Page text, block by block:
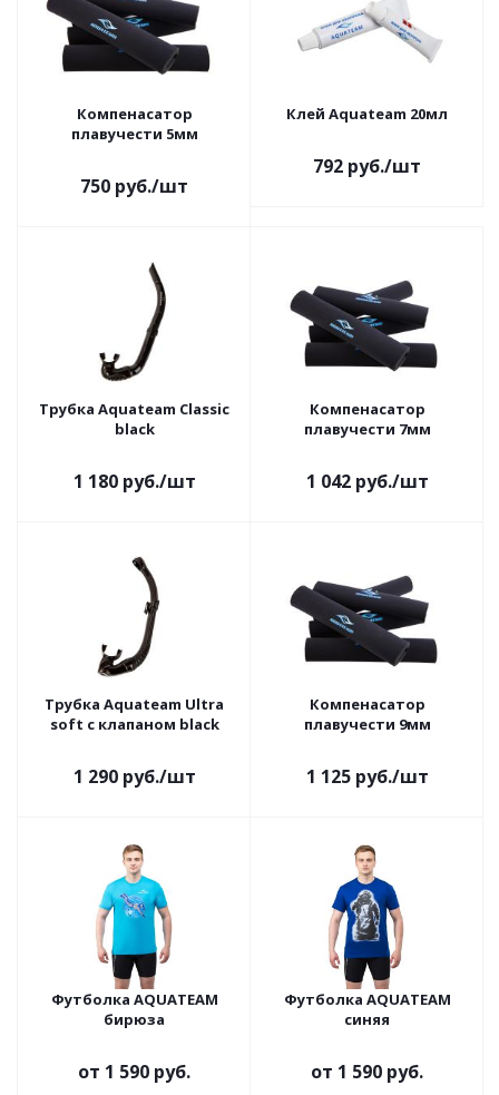
Компенасатор
плавучести 5мм
750 руб./шт
Клей Aquateam 20мл
792 руб./шт
Трубка Aquateam Classic
black
1 180руб./шт
Компенасатор
плавучести 7мм
1 042руб./шт
Трубка Aquateam Ultra
soft с клапаном black
1 290руб./шт
Компенасатор
плавучести 9мм
1 125руб./шт
Футболка AQUATEAM
бирюза
от 1 590 руб.
Футболка AQUATEAM
синяя
от 1 590 руб.